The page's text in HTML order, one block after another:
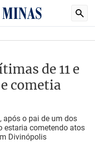
de 11 e
cometia
após o pai de um dos
estaria cometendo atos
Divinópolis